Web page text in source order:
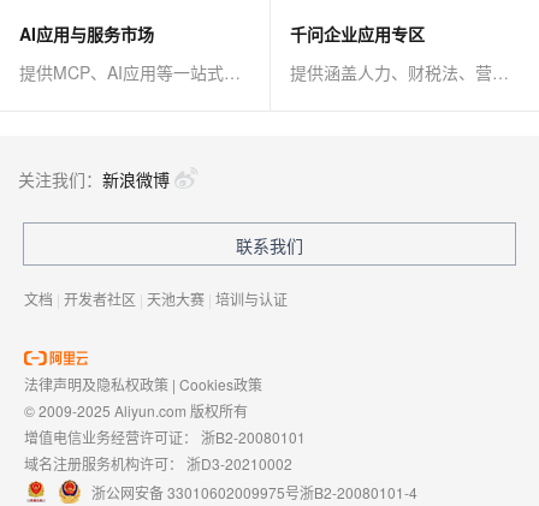
AI应用与服务市场
提供MCP、AI应用等一站式AI解决方案
千问企业应用专区
提供涵盖人力、财税法、营销、客服等AI方案
关注我们： 新浪微博
联系我们
文档 | 开发者社区 | 天池大赛 | 培训与认证
法律声明及隐私权政策 | Cookies政策
© 2009-2025 Aliyun.com 版权所有
增值电信业务经营许可证： 浙B2-20080101
域名注册服务机构许可： 浙D3-20210002
浙公网安备 33010602009975号浙B2-20080101-4